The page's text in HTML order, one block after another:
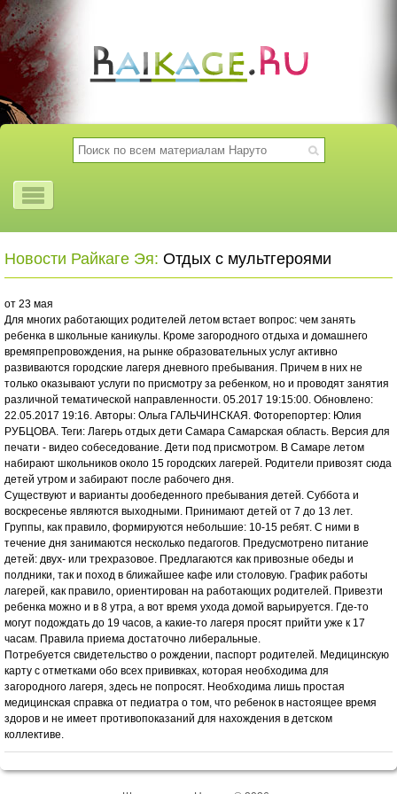
Новости Райкаге Эя: Отдых с мультгероями
от 23 мая
Для многих работающих родителей летом встает вопрос: чем занять
ребенка в школьные каникулы. Кроме загородного отдыха и домашнего
времяпрепровождения, на рынке образовательных услуг активно
развиваются городские лагеря дневного пребывания. Причем в них не
только оказывают услуги по присмотру за ребенком, но и проводят занятия
различной тематической направленности. 05.2017 19:15:00. Обновлено:
22.05.2017 19:16. Авторы: Ольга ГАЛЬЧИНСКАЯ. Фоторепортер: Юлия
РУБЦОВА. Теги: Лагерь отдых дети Самара Самарская область. Версия для
печати - видео собеседование. Дети под присмотром. В Самаре летом
набирают школьников около 15 городских лагерей. Родители привозят сюда
детей утром и забирают после рабочего дня.
Существуют и варианты дообеденного пребывания детей. Суббота и
воскресенье являются выходными. Принимают детей от 7 до 13 лет.
Группы, как правило, формируются небольшие: 10-15 ребят. С ними в
течение дня занимаются несколько педагогов. Предусмотрено питание
детей: двух- или трехразовое. Предлагаются как привозные обеды и
полдники, так и поход в ближайшее кафе или столовую. График работы
лагерей, как правило, ориентирован на работающих родителей. Привезти
ребенка можно и в 8 утра, а вот время ухода домой варьируется. Где-то
могут подождать до 19 часов, а какие-то лагеря просят прийти уже к 17
часам. Правила приема достаточно либеральные.
Потребуется свидетельство о рождении, паспорт родителей. Медицинскую
карту с отметками обо всех прививках, которая необходима для
загородного лагеря, здесь не попросят. Необходима лишь простая
медицинская справка от педиатра о том, что ребенок в настоящее время
здоров и не имеет противопоказаний для нахождения в детском
коллективе.